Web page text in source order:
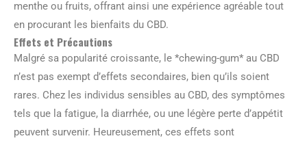
menthe ou fruits, offrant ainsi une expérience agréable tout
en procurant les bienfaits du CBD.
Effets et Précautions
Malgré sa popularité croissante, le *chewing-gum* au CBD
n’est pas exempt d’effets secondaires, bien qu’ils soient
rares. Chez les individus sensibles au CBD, des symptômes
tels que la fatigue, la diarrhée, ou une légère perte d’appétit
peuvent survenir. Heureusement, ces effets sont